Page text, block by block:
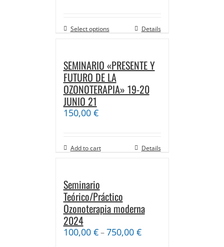
Select options Details
SEMINARIO «PRESENTE Y
FUTURO DE LA
OZONOTERAPIA» 19-20
JUNIO 21
150,00 €
Add to cart Details
Seminario
Teórico/Práctico
Ozonoterapia moderna
2024
100,00 €–750,00 €